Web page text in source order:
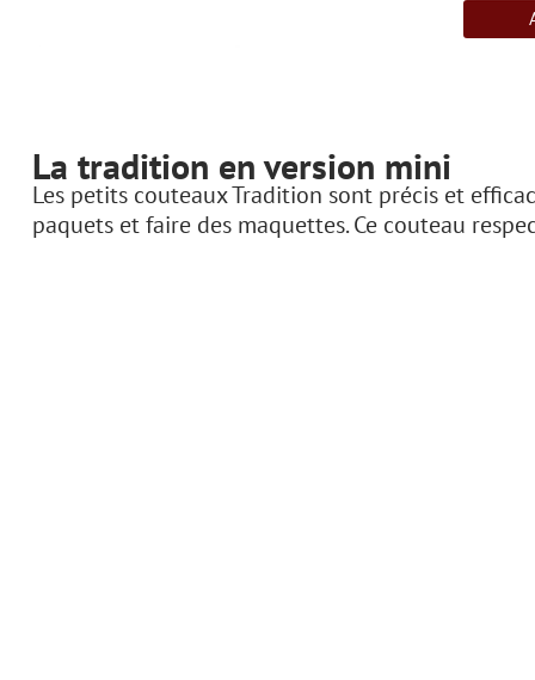
La tradition en version mini
Les petits couteaux Tradition sont précis et
paquets et faire des maquettes. Ce couteau